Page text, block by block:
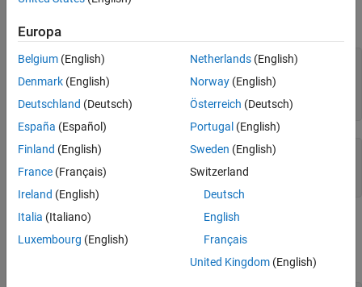
Cree un archivo de muestra llamado
rng('default'
A = 0.9*randi(99,[3 4]);
writematrix(A,
'Delimiter' , ',')
type('ph.dat')
72.9,81.9,25.2,86.4
81,56.7,49.5,14.4
Lea el archivo mediante la función readmatrix
devuelve un arreglo
que contiene los datos del
Europa
Belgium (English)
Denmark (English)
Deutschland (Deutsch)
España (Español)
Finland (English)
France (Français)
Ireland (English)
Italia (Italiano)
Luxembourg (English)
Netherlands(English)
Norway(English)
Österreich (Deutsch)
Portugal (English)
Sweden (English)
Switzerland
Deutsch
English
Français
United Kingdom(English)